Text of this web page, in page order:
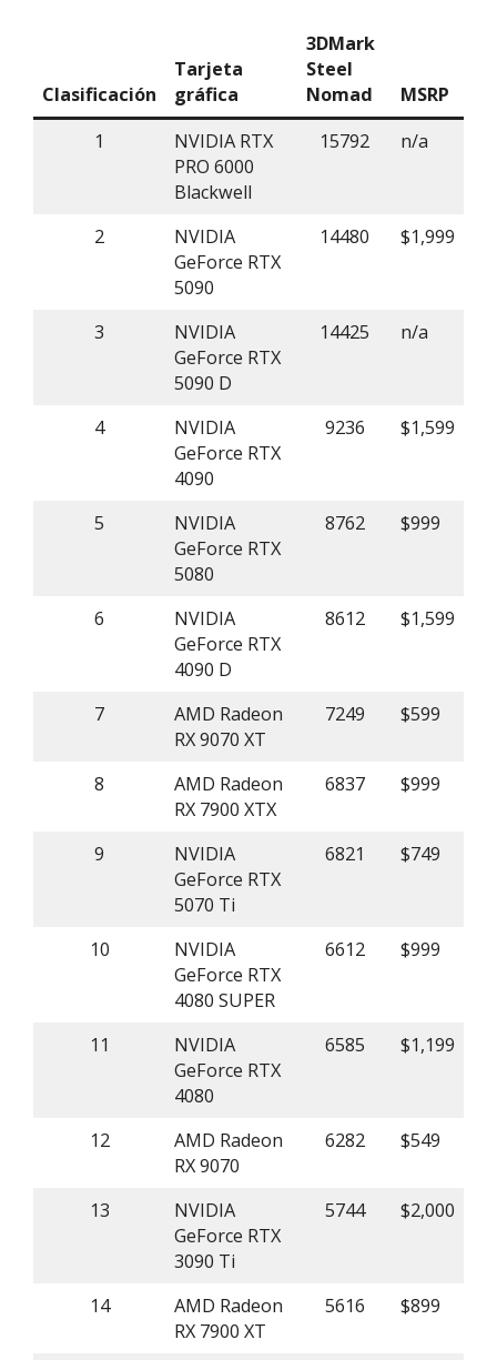
Clasificación
Tarjeta
gráfica
3DMark
Steel
Nomad
MSRP
1
NVIDIA RTX
PRO 6000
Blackwell
15792 n/a
2
NVIDIA
GeForce RTX
5090
14480 $1,999
3
NVIDIA
GeForce RTX
5090 D
14425 n/a
4
NVIDIA
GeForce RTX
4090
9236 $1,599
5
NVIDIA
GeForce RTX
5080
8762 $999
6
NVIDIA
GeForce RTX
4090 D
8612 $1,599
7
AMD Radeon
RX 9070 XT
7249 $599
8
AMD Radeon
RX 7900 XTX
6837 $999
9
NVIDIA
GeForce RTX
5070 Ti
6821 $749
10
NVIDIA
GeForce RTX
4080 SUPER
6612 $999
11
NVIDIA
GeForce RTX
4080
6585 $1,199
12
AMD Radeon
RX 9070
6282 $549
13
NVIDIA
GeForce RTX
3090 Ti
5744 $2,000
14
AMD Radeon
RX 7900 XT
5616 $899